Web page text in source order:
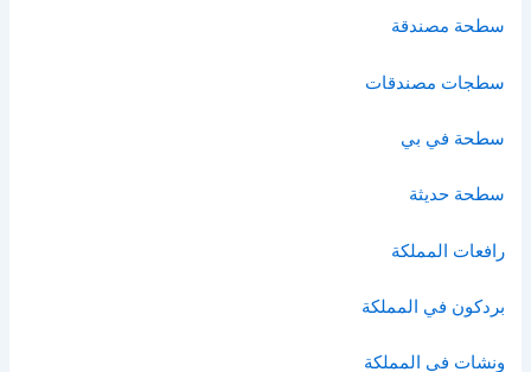
سطحة مصندقة
سطجات مصندقات
سطحة في بي
سطحة حديثة
رافعات المملكة
بردكون في المملكة
ونشات في المملكة